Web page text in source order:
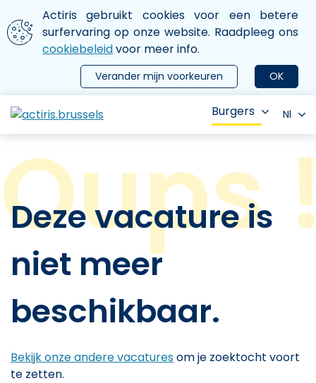
Aller au contenu principal
We gebruiken cookies
Actiris gebruikt cookies voor een betere
surfervaring op onze website. Raadpleeg ons
cookiebeleidvoor meer info.
OK
Verander mijn voorkeuren
le menu
Burgers Nl
Deze vacature is
niet meer
beschikbaar.
Bekijk onze andere vacaturesom je zoektocht voort
te zetten.